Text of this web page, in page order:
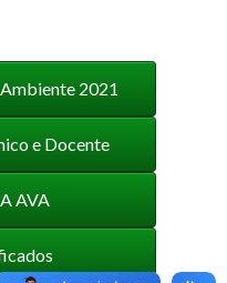
2021
e Docente
AVA